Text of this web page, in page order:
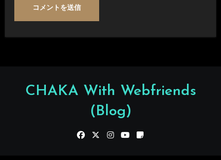
CHAKA With Webfriends
(Blog)